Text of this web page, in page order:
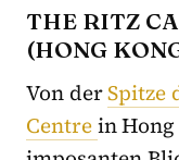
THE RITZ
(HONG
Von derSpitze
Centrein Hong